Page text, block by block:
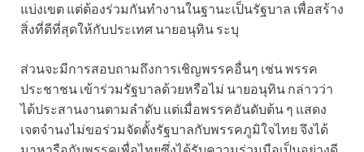
แบ่งเขต แต่ต้องร่วมกันทำงานในฐานะเป็นรัฐบาล เพื่อสร้าง
สิ่งที่ดีที่สุดให้กับประเทศ นายอนุทิน ระบุ
ส่วนจะมีการสอบถามถึงการเชิญพรรคอื่นๆ เช่น พรรค
ประชาชน เข้าร่วมรัฐบาลด้วยหรือไม่ นายอนุทิน กล่าวว่า
ได้ประสานงานตามลำดับ แต่เมื่อพรรคอันดับต้น ๆ แสดง
เจตจำนงไม่ขอร่วมจัดตั้งรัฐบาลกับพรรคภูมิใจไทย จึงได้